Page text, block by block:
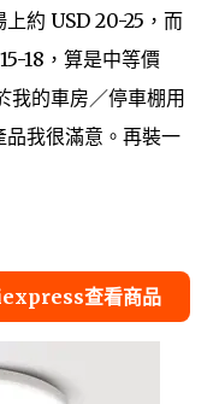
約 USD 20-25，而
18，算是中等價
我的車房／停車棚用
我很滿意。再裝一
查看商品